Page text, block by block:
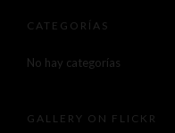
CATEGORÍAS
No hay categorías
GALLERY ON FLICKR